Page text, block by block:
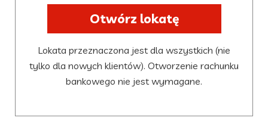
Otwórz lokatę
Lokata przeznaczona jest dla wszystkich (nie
tylko dla nowych klientów). Otworzenie rachunku
bankowego nie jest wymagane.